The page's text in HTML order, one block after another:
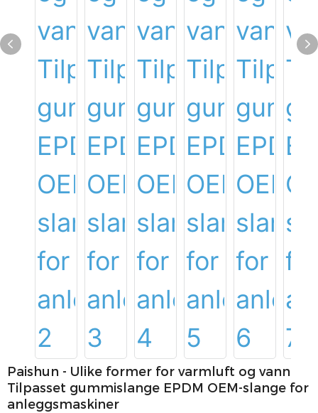
Paishun - Ulike former for varmluft og vann
Tilpasset gummislange EPDM OEM-slange for
anleggsmaskiner